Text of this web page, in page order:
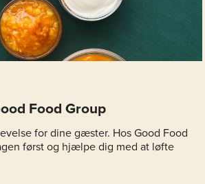
Food Group
for dine gæster. Hos Good Food
først og hjælpe dig med at løfte